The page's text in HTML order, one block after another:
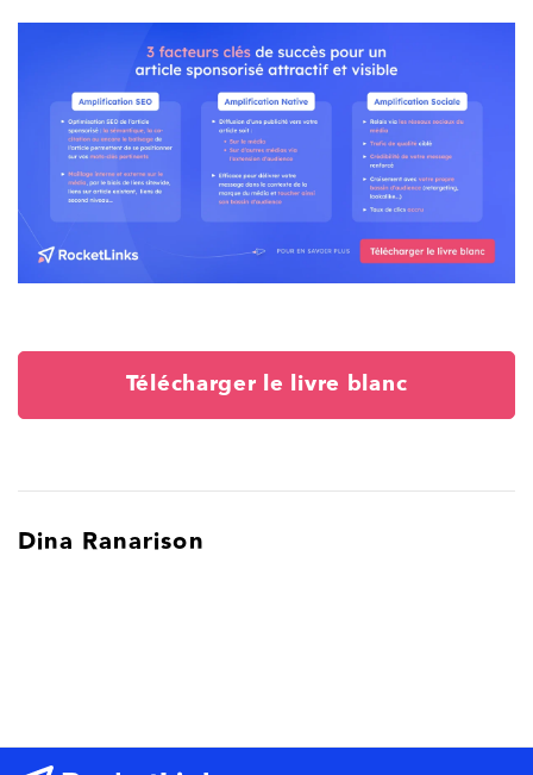
Télécharger le livre blanc
Dina Ranarison